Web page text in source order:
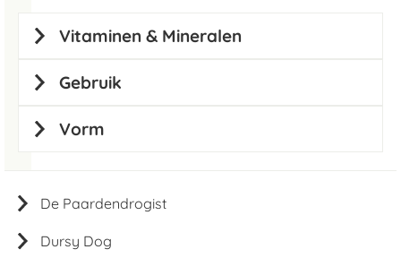
De Paardendrogist
Dursy Dog
Vitaminen & Mineralen
Gebruik
Vorm